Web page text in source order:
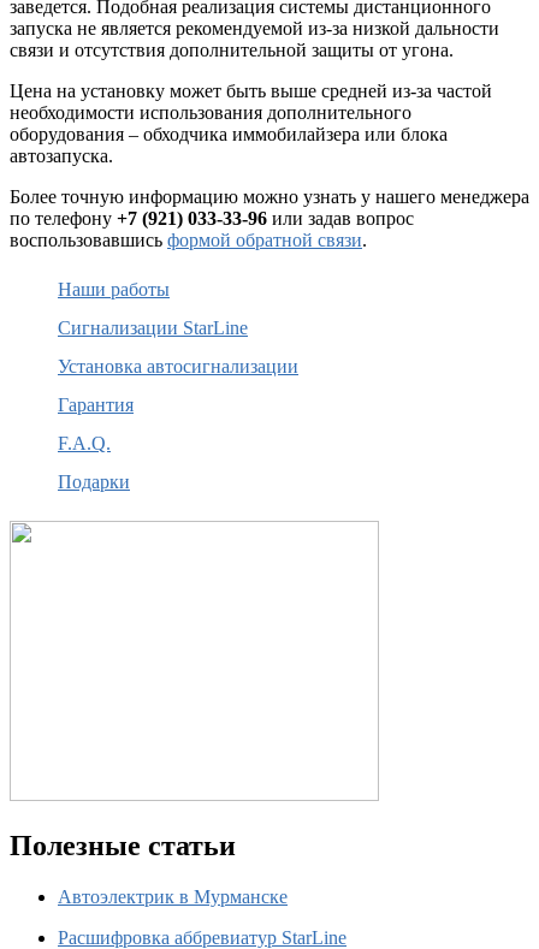
заведется. Подобная реализация системы дистанционного
запуска не является рекомендуемой из-за низкой дальности
связи и отсутствия дополнительной защиты от угона.
Цена на установку может быть выше средней из-за частой
необходимости использования дополнительного
оборудования – обходчика иммобилайзера или блока
автозапуска.
Более точную информацию можно узнать у нашего менеджера
по телефону +7 (921) 033-33-96 или задав вопрос
воспользовавшись формой обратной связи.
Наши работы
Сигнализации StarLine
Установка автосигнализации
Гарантия
F.A.Q.
Подарки
Полезные статьи
Автоэлектрик в Мурманске
Расшифровка аббревиатур StarLine